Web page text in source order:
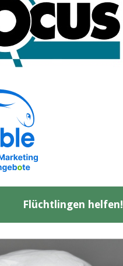
Flüchtlingen helfen!